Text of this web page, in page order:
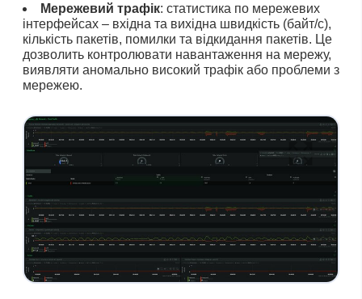
Мережевий трафік: статистика по мережевих
інтерфейсах – вхідна та вихідна швидкість (байт/с),
кількість пакетів, помилки та відкидання пакетів. Це
дозволить контролювати навантаження на мережу,
виявляти аномально високий трафік або проблеми з
мережею.